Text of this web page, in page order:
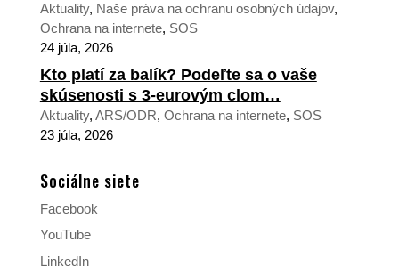
Aktuality, Naše práva na ochranu osobných údajov,
Ochrana na internete, SOS
24 júla, 2026
Kto platí za balík? Podeľte sa o vaše
skúsenosti s 3-eurovým clom…
Aktuality, ARS/ODR, Ochrana na internete, SOS
23 júla, 2026
Sociálne siete
Facebook
YouTube
LinkedIn